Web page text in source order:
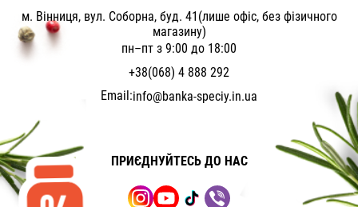
м. Вінниця, вул. Соборна, буд. 41(лише офіс, без фізичного
магазину)
пн–пт з 9:00 до 18:00
+38(068) 4 888 292
Email:info@banka-speciy.in.ua
ПРИЄДНУЙТЕСЬ ДО НАС